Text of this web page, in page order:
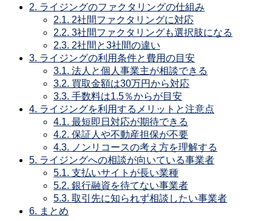
2. ライジングのファクタリングの仕組み
2.1. 2社間ファクタリングに対応
2.2. 3社間ファクタリングも選択肢になる
2.3. 2社間と3社間の違い
3. ライジングの利用条件と費用の目安
3.1. 法人と個人事業主が相談できる
3.2. 買取金額は30万円から対応
3.3. 手数料は1.5％からが目安
4. ライジングを利用するメリットと注意点
4.1. 最短即日対応が期待できる
4.2. 保証人や不動産担保が不要
4.3. ノンリコースの考え方を理解する
5. ライジングへの相談が向いている事業者
5.1. 支払いサイトが長い業種
5.2. 銀行融資を待てない事業者
5.3. 取引先に知られず相談したい事業者
6. まとめ